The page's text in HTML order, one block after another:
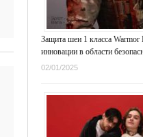
Защита шеи 1 класса Warmor
инновации в области
02/01/2025